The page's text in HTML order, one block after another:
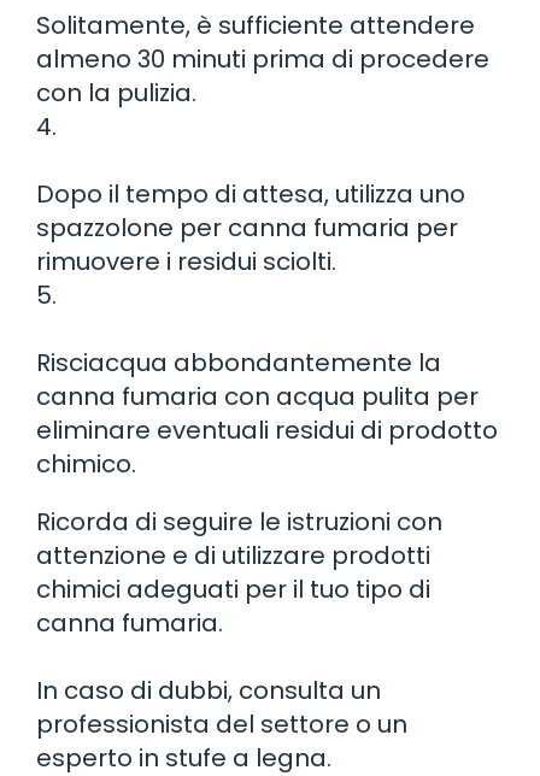
Solitamente, è sufficiente attendere
almeno 30 minuti prima di procedere
con la pulizia.
4.
Dopo il tempo di attesa, utilizza uno
spazzolone per canna fumaria per
rimuovere i residui sciolti.
5.
Risciacqua abbondantemente la
canna fumaria con acqua pulita per
eliminare eventuali residui di prodotto
chimico.
Ricorda di seguire le istruzioni con
attenzione e di utilizzare prodotti
chimici adeguati per il tuo tipo di
canna fumaria.
In caso di dubbi, consulta un
professionista del settore o un
esperto in stufe a legna.